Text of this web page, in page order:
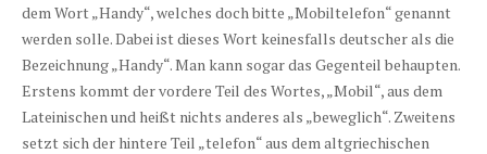
dem Wort „Handy“, welches doch bitte „Mobiltelefon“ genannt
werden solle. Dabei ist dieses Wort keinesfalls deutscher als die
Bezeichnung „Handy“. Man kann sogar das Gegenteil behaupten.
Erstens kommt der vordere Teil des Wortes, „Mobil“, aus dem
Lateinischen und heißt nichts anderes als „beweglich“. Zweitens
setzt sich der hintere Teil „telefon“ aus dem altgriechischen